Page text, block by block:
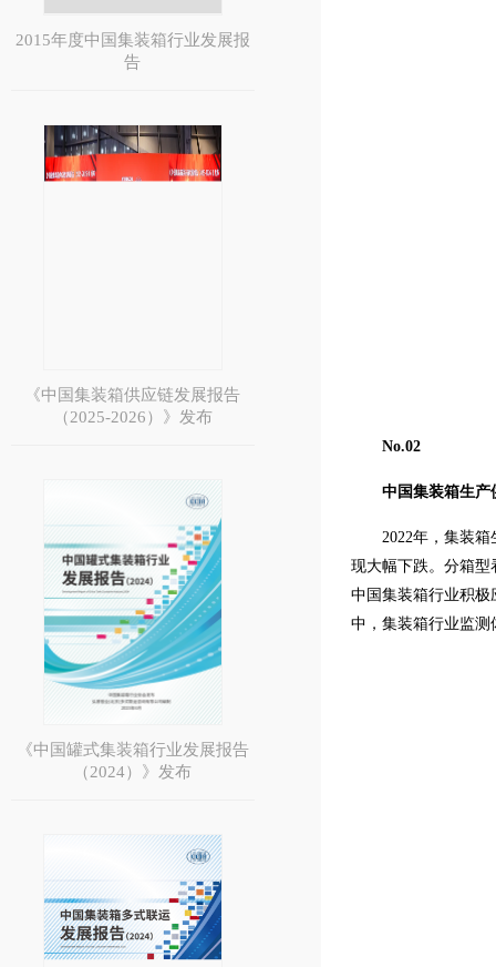
2015年度中国集装箱行业发展报
告
《中国集装箱供应链发展报告
（2025-2026）》发布
《中国罐式集装箱行业发展报告
（2024）》发布
No.02
中国集装箱生产
2022年，集装
现大幅下跌。分箱型
中国集装箱行业积
中，集装箱行业监